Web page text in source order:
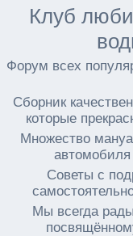
Клуб
Форум всех
Сборник
которые
Множество
Советы с
Мы всегда